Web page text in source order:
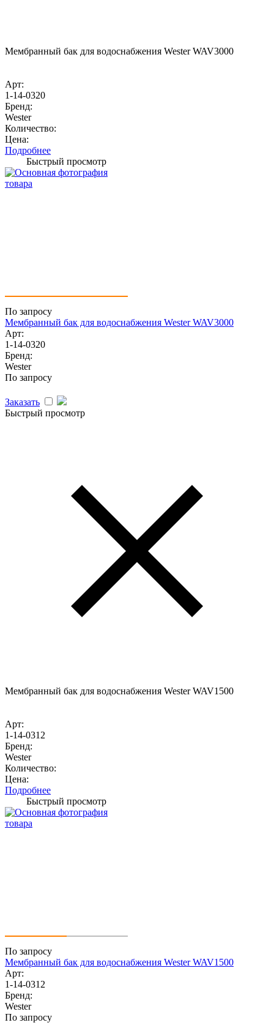
Мембранный бак для водоснабжения Wester WAV3000
Арт:
1-14-0320
Бренд:
Wester
Количество:
Цена:
Подробнее
Быстрый просмотр
По запросу
Мембранный бак для водоснабжения Wester WAV3000
Арт:
1-14-0320
Бренд:
Wester
По запросу
Заказать
Быстрый просмотр
Мембранный бак для водоснабжения Wester WAV1500
Арт:
1-14-0312
Бренд:
Wester
Количество:
Цена:
Подробнее
Быстрый просмотр
По запросу
Мембранный бак для водоснабжения Wester WAV1500
Арт:
1-14-0312
Бренд:
Wester
По запросу